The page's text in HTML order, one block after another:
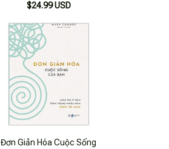
Là Ai
$24.99 USD
Đơn Giản Hóa Cuộc Sống